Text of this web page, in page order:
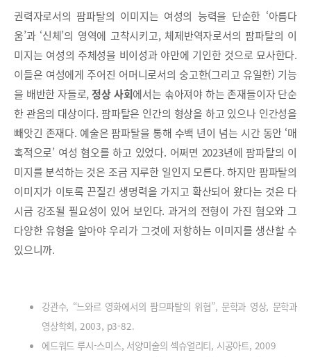
권력자로서의 팜파탈의 이미지는 여성의 능력을 단순한 ‘아름다
움’과 ‘신체’의 영역에 고착시키고, 체제반역자로서의 팜파탈의 이
미지는 여성의 주체성을 비이성과 야만에 기인한 것으로 묘사한다.
이들은 여성에게 주어진 어머니로서의 숭고한(그리고 유일한) 기능
을 배반한 자들로,정상 사회에서는 솎아져야 하는 존재들이자 단순
한 관음의 대상이다. 팜파탈은 인간의 형상을 하고 있으나 인간성을
빼앗긴 존재다. 예술은 팜파탈을 통해 수백 년이 넘는 시간 동안 ‘매
혹적으로’ 여성 혐오를 하고 있었다. 어쩌면 2023년에 팜파탈의 이
미지를 분석하는 것은 조금 지루한 일인지 모른다. 하지만 팜파탈의
이미지가 이토록 끈질긴 생명력을 가지고 확산되어 왔다는 것은 다
시금 강조될 필요성이 있어 보인다. 과거의 전형이 가진 혐오와 그
다양한 유형을 알아야 우리가 그것에 저항하는 이미지를 생산할 수
있으니까.
강관수, “느와르 영화에서의 팜므파탈의 위협”, 문학과 영상, 문학과
영상학회, 2003, p3-82.
에드워드 루시-스미스, 서양미술의 섹슈얼리티, 시공아트, 2009